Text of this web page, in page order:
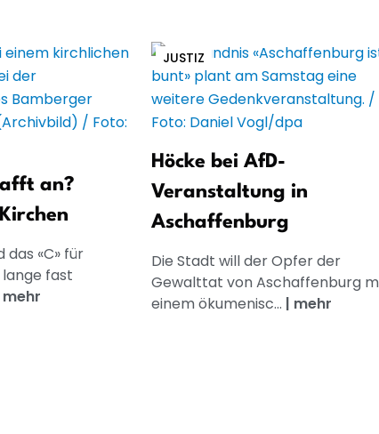
an?
das «C» für
fast
mehr
JUSTIZ
Höcke bei AfD-
Veranstaltung in
Aschaffenburg
Die Stadt will der Opfer der
Gewalttat von Aschaffenburg
einem ökumenisc... | mehr